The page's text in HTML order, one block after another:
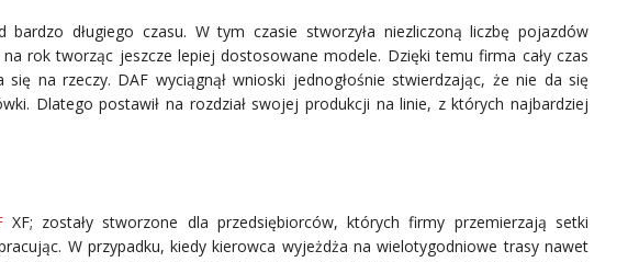
długiego czasu. W tym czasie stworzyła niezliczoną liczbę pojazdów
rok tworząc jeszcze lepiej dostosowane modele. Dzięki temu firma cały czas
na rzeczy. DAF wyciągnął wnioski jednogłośnie stwierdzając, że nie da się
Dlatego postawił na rozdział swojej produkcji na linie, z których najbardziej
XF; zostały stworzone dla przedsiębiorców, których firmy przemierzają setki
W przypadku, kiedy kierowca wyjeżdża na wielotygodniowe trasy nawet